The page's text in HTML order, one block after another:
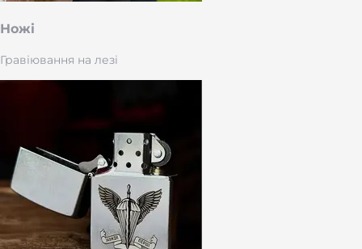
Ножі
Гравіювання на лезі